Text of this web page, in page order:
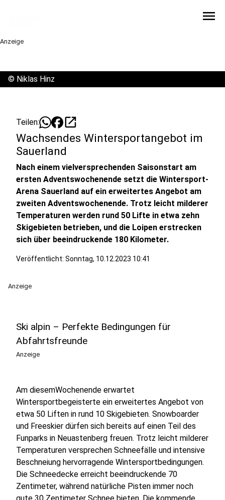
menu
Anzeige
© Niklas Hinz
Teilen: open_in_new
Wachsendes Wintersportangebot im
Sauerland
Nach einem vielversprechenden Saisonstart am
ersten Adventswochenende setzt die Wintersport-
Arena Sauerland auf ein erweitertes Angebot am
zweiten Adventswochenende. Trotz leicht milderer
Temperaturen werden rund 50 Lifte in etwa zehn
Skigebieten betrieben, und die Loipen erstrecken
sich über beeindruckende 180 Kilometer.
Veröffentlicht: Sonntag, 10.12.2023 10:41
Anzeige
Ski alpin – Perfekte Bedingungen für
Abfahrtsfreunde
Anzeige
Am diesemWochenende erwartet
Wintersportbegeisterte ein erweitertes Angebot von
etwa 50 Liften in rund 10 Skigebieten. Snowboarder
und Freeskier dürfen sich bereits auf einen Teil des
Funparks in Neuastenberg freuen. Trotz leicht milderer
Temperaturen versprechen Schneefälle und intensive
Beschneiung hervorragende Wintersportbedingungen.
Die Schneedecke erreicht beeindruckende 70
Zentimeter, während natürliche Pisten immer noch